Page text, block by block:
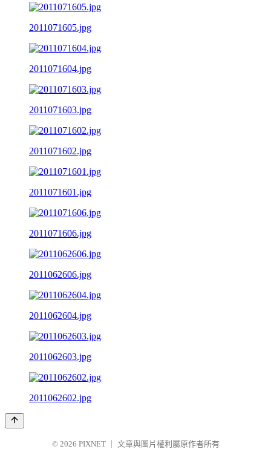
2011071605.jpg
2011071604.jpg
2011071603.jpg
2011071602.jpg
2011071601.jpg
2011071606.jpg
2011062606.jpg
2011062604.jpg
2011062603.jpg
2011062602.jpg
© 2026 PIXNET
文章與圖片權利屬原作者所有